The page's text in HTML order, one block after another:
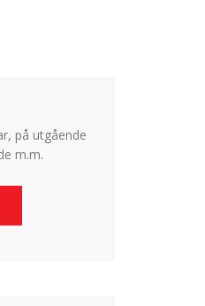
på utgående
m.m.